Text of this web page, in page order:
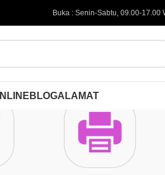
Buka : Senin-Sabtu, 09.00-17.00
BLOGALAMAT